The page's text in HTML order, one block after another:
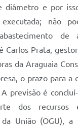
e por
não
de
Carlos Prata,
da Araguaia
o prazo para a
previsão é
dos recursos
União (OGU), a